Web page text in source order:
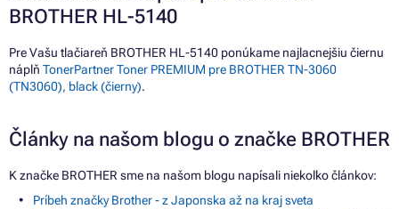
BROTHER HL-5140
Pre Vašu tlačiareň BROTHER HL-5140 ponúkame najlacnejšiu čiernu
náplň TonerPartner Toner PREMIUM pre BROTHER TN-3060
(TN3060), black (čierny).
Články na našom blogu o značke BROTHER
K značke BROTHER sme na našom blogu napísali niekoľko článkov:
Príbeh značky Brother - z Japonska až na kraj sveta